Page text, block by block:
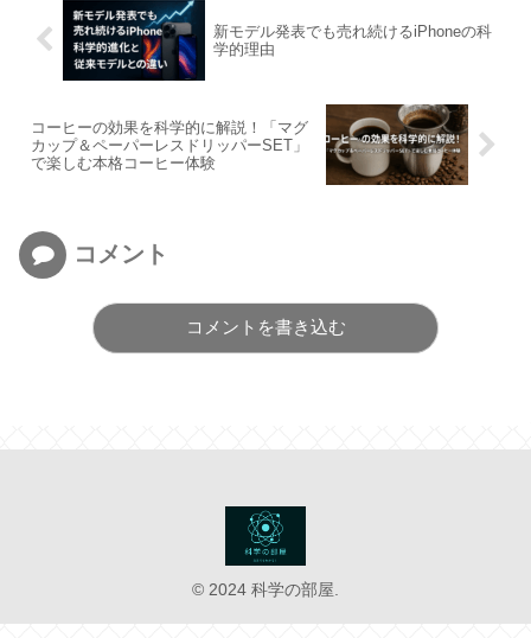
新モデル発表でも売れ続けるiPhoneの科
学的理由
コーヒーの効果を科学的に解説！「マグ
カップ＆ペーパーレスドリッパーSET」
で楽しむ本格コーヒー体験
コメント
コメントを書き込む
© 2024 科学の部屋.